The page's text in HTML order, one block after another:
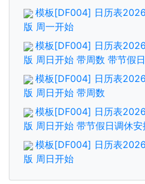
模板[DF004] 日历表
版 周一开始
模板[DF004] 日历表
版 周日开始 带周数 带节假
模板[DF004] 日历表
版 周日开始 带周数
模板[DF004] 日历表
版 周日开始 带节假日调休安
模板[DF004] 日历表
版 周日开始